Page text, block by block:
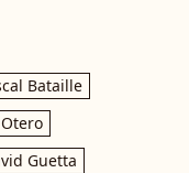
Bataille
Guetta